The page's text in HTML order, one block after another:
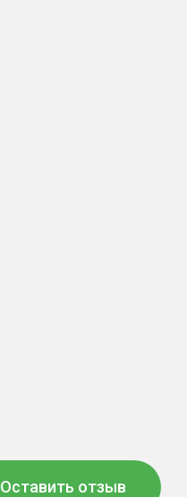
Оставить отзыв